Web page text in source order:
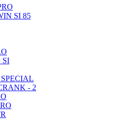
SI 85
SI
- 2